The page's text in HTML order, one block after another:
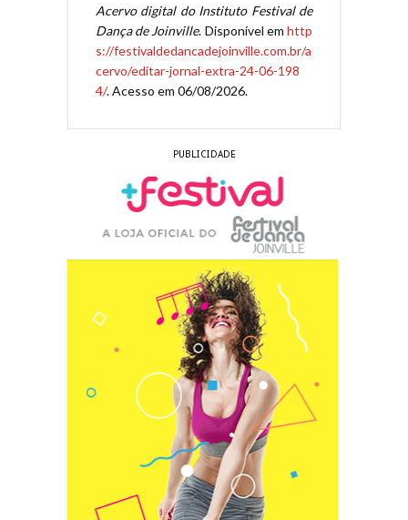
Acervo digital do Instituto Festival de
Dança de Joinville. Disponível emhttp
s://festivaldedancadejoinville.com.br/a
cervo/editar-jornal-extra-24-06-198
4/. Acesso em 06/08/2026.
PUBLICIDADE